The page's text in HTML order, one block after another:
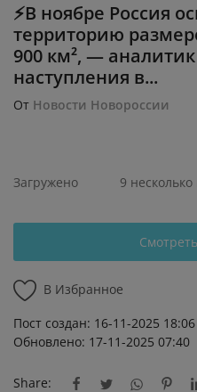
⚡️В ноябре Россия
территорию
900 км², —
наступления в...
От Новости Новороссии
Загружено 9
В Избранное
Пост создан: 16-11-2025 18:06
Обновлено: 17-11-2025 07:40
Share: